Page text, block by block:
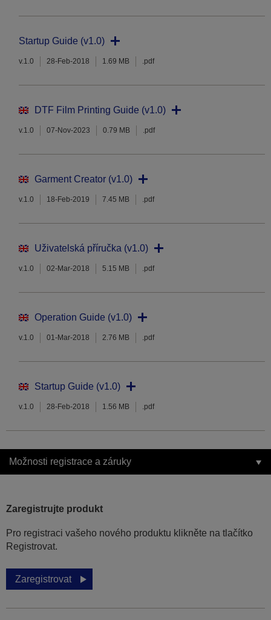
Startup Guide (v1.0)
v.1.0 28-Feb-2018 1.69 MB .pdf
DTF Film Printing Guide (v1.0)
v.1.0 07-Nov-2023 0.79 MB .pdf
Garment Creator (v1.0)
v.1.0 18-Feb-2019 7.45 MB .pdf
Uživatelská příručka (v1.0)
v.1.0 02-Mar-2018 5.15 MB .pdf
Operation Guide (v1.0)
v.1.0 01-Mar-2018 2.76 MB .pdf
Startup Guide (v1.0)
v.1.0 28-Feb-2018 1.56 MB .pdf
Možnosti registrace a záruky
Zaregistrujte produkt
Pro registraci vašeho nového produktu klikněte na tlačítko
Registrovat.
Zaregistrovat